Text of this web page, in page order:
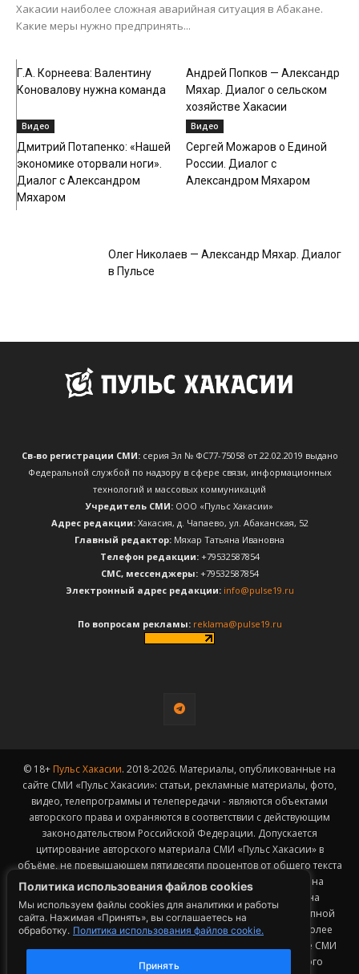
Политика использования файлов cookies
Мы используем файлы cookies для аналитики и работы
сайта. Нажимая «Принять», вы соглашаетесь на
обработку. Политика использования файлов cookie.
Принять
Хакасии наиболее сложная аварийная ситуация в Абакане.
Какие меры нужно предпринять...
Г.А. Корнеева: Валентину
Коновалову нужна команда
Андрей Попков — Александр
Мяхар. Диалог о сельском
хозяйстве Хакасии
Видео
Дмитрий Потапенко: «Нашей
экономике оторвали ноги».
Диалог с Александром
Мяхаром
Видео
Сергей Можаров о Единой
России. Диалог с
Александром Мяхаром
Олег Николаев — Александр Мяхар. Диалог
в Пульсе
Св-во регистрации СМИ:серия Эл № ФС77-75058 от 22.02.2019 выдано
Федеральной службой по надзору в сфере связи, информационных
технологий и массовых коммуникаций
Учредитель СМИ: ООО «Пульс Хакасии»
Адрес редакции:Хакасия, д. Чапаево, ул. Абаканская, 52
Главный редактор: Мяхар Татьяна Ивановна
Телефон редакции:+79532587854
CМС, мессенджеры:+79532587854
Электронный адрес редакции: info@pulse19.ru
По вопросам рекламы: reklama@pulse19.ru
© 18+ Пульс Хакасии. 2018-2026. Материалы, опубликованные на
сайте СМИ «Пульс Хакасии»: статьи, рекламные материалы, фото,
видео, телепрограммы и телепередачи - являются объектами
авторского права и охраняются в соответствии с действующим
законодательством Российской Федерации. Допускается
цитирование авторского материала СМИ «Пульс Хакасии» в
объёме, не превышающем пятидесяти процентов от общего текста
публикации с обязательным размещением гиперссылки на
страницу заимствования материала. Гиперссылка должна
размещаться в тексте цитируемого материала и быть доступной
для индексации поисковыми системами. Заимствование более
50% общего объема материала, опубликованного на сайте СМИ
«Пульс Хакасии», возможно исключительно с письменного